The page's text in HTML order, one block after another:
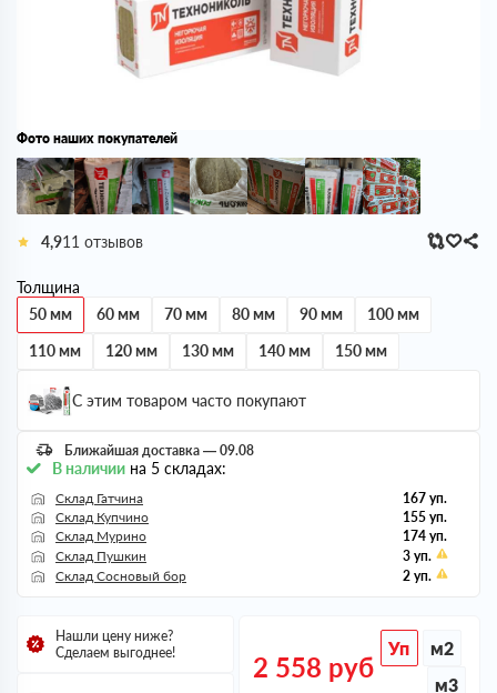
Фото наших покупателей
4,9 11 отзывов
Толщина
50 мм
60 мм 70 мм 80 мм 90 мм
100 мм
110 мм
120 мм 130 мм 140 мм 150 мм
С этим товаром часто покупают
Ближайшая доставка — 09.08
В наличии на 5 складах:
Склад Гатчина
167 уп.
Склад Купчино
155 уп.
Склад Мурино
174 уп.
Склад Пушкин
3 уп.
Склад Сосновый бор
2 уп.
2 558 руб
Уп
м2
м3
Нашли цену ниже?
Сделаем выгоднее!